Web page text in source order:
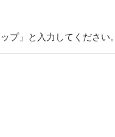
プ」と入力してください。